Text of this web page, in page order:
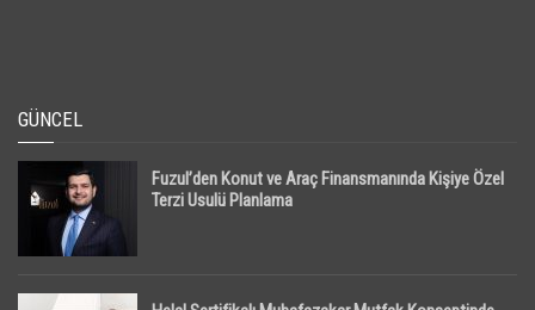
GÜNCEL
Fuzul’den Konut ve Araç Finansmanında Kişiye Özel
Terzi Usulü Planlama